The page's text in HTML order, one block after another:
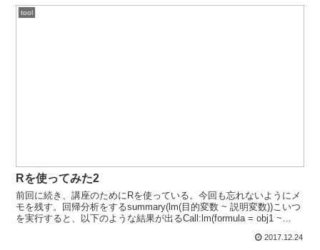
tool
Rを使ってみた2
前回に続き、講座のためにRを使っている。今回も忘れないようにメ
モを残す。回帰分析をするsummary(lm(目的変数 ~ 説明変数))こいつ
を実行すると、以下のような結果が出るCall:lm(formula = obj1 ~
2017.12.24